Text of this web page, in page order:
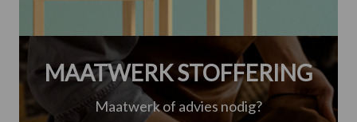
MAATWERK STOFFERING
Maatwerk of advies nodig?